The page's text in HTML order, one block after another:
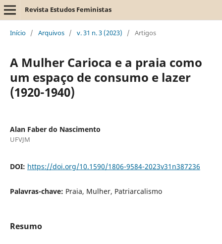
Revista Estudos Feministas
Início / Arquivos / v. 31 n. 3 (2023) / Artigos
A Mulher Carioca e a praia como
um espaço de consumo e lazer
(1920-1940)
Alan Faber do Nascimento
UFVJM
DOI: https://doi.org/10.1590/1806-9584-2023v31n387236
Palavras-chave: Praia, Mulher, Patriarcalismo
Resumo